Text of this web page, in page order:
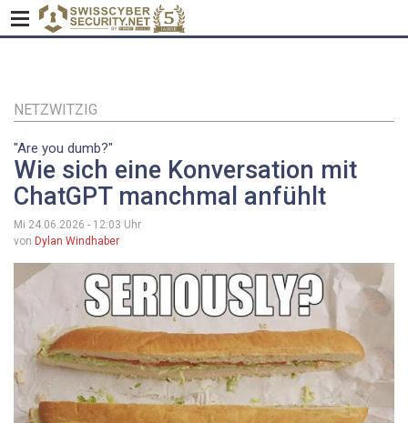
Inhalt
NETZWITZIG
"Are you dumb?"
Wie sich eine Konversation mit
ChatGPT manchmal anfühlt
Mi 24.06.2026 - 12:03 Uhr
von Dylan Windhaber